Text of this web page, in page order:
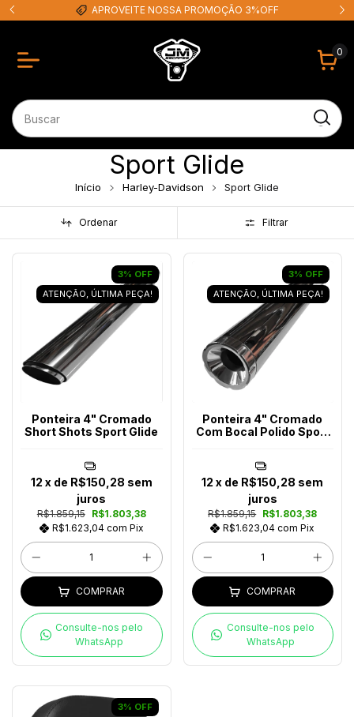
APROVEITE NOSSA PROMOÇÃO 3%OFF
0
Sport Glide
Início Harley-Davidson Sport Glide
Ordenar Filtrar
3% OFF
ATENÇÃO, ÚLTIMA PEÇA!
Ponteira 4" Cromado
Short Shots Sport Glide
R$1.859,15
R$1.803,38
R$1.623,04 com Pix
12 x de R$150,28 sem
juros
COMPRAR
Consulte-nos pelo
WhatsApp
3% OFF
ATENÇÃO, ÚLTIMA PEÇA!
Ponteira 4" Cromado
Com Bocal Polido Sport
R$1.859,15 R$1.803,38
R$1.623,04com Pix
12 x de R$150,28 sem
juros
COMPRAR
Consulte-nos pelo
WhatsApp
3% OFF